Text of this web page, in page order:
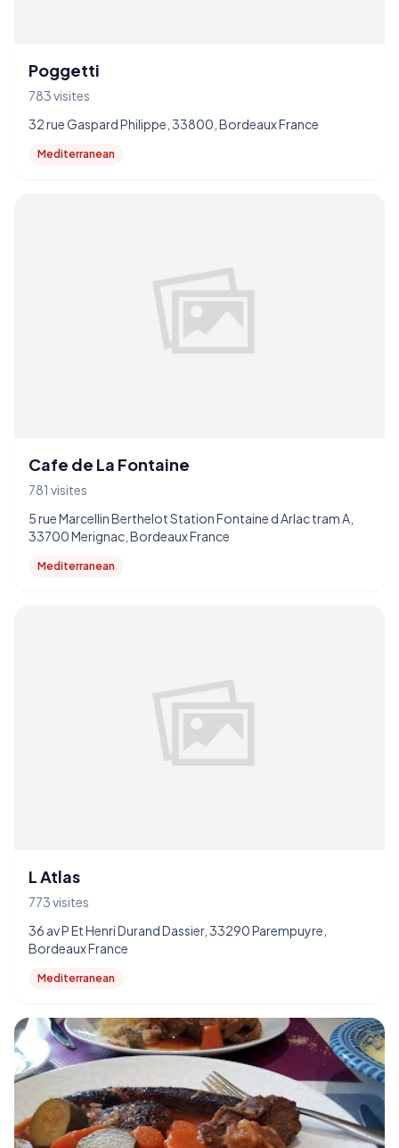
Poggetti
783 visites
32 rue Gaspard Philippe, 33800, Bordeaux France
Mediterranean
Cafe de La Fontaine
781 visites
5 rue Marcellin Berthelot Station Fontaine d Arlac tram A,
33700 Merignac, Bordeaux France
Mediterranean
L Atlas
773 visites
36 av P Et Henri Durand Dassier, 33290 Parempuyre,
Bordeaux France
Mediterranean